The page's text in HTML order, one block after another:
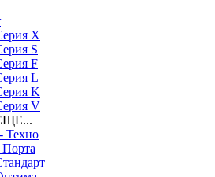
X
S
F
L
K
V
Техно